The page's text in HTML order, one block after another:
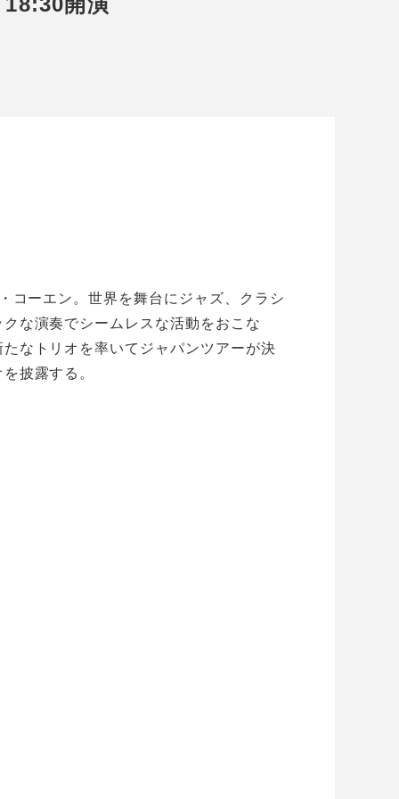
コーエン。世界を舞台にジャズ、クラシ
な演奏でシームレスな活動をおこな
なトリオを率いてジャパンツアーが決
披露する。